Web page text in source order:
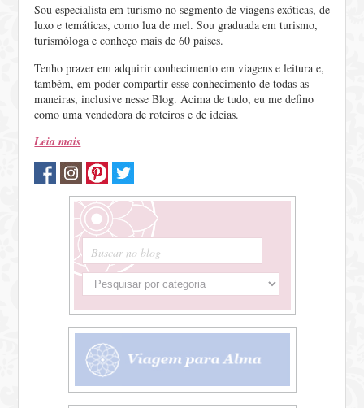
Sou especialista em turismo no segmento de viagens exóticas, de
luxo e temáticas, como lua de mel. Sou graduada em turismo,
turismóloga e conheço mais de 60 países.
Tenho prazer em adquirir conhecimento em viagens e leitura e,
também, em poder compartir esse conhecimento de todas as
maneiras, inclusive nesse Blog. Acima de tudo, eu me defino
como uma vendedora de roteiros e de ideias.
Leia mais
Buscar no blog